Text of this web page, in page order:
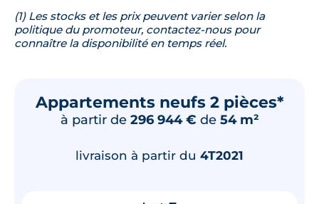
(1) Les stocks et les prix peuvent varier selon la
politique du promoteur, contactez-nous pour
connaître la disponibilité en temps réel.
Appartements neufs 2 pièces*
à partir de 296 944 € de 54 m²
livraison à partir du 4T2021